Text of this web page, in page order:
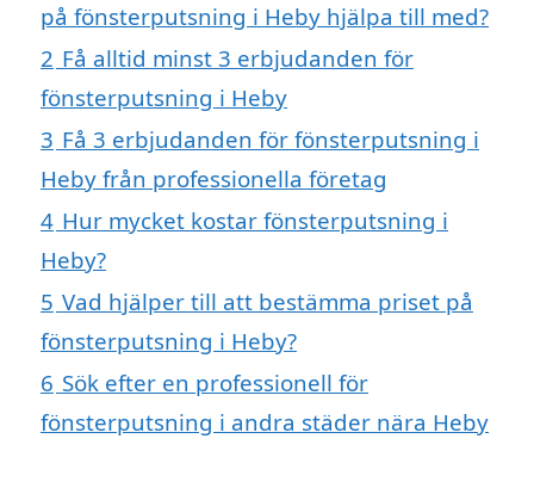
på fönsterputsning i Heby hjälpa till med?
2 Få alltid minst 3 erbjudanden för
fönsterputsning i Heby
3 Få 3 erbjudanden för fönsterputsning i
Heby från professionella företag
4 Hur mycket kostar fönsterputsning i
Heby?
5 Vad hjälper till att bestämma priset på
fönsterputsning i Heby?
6 Sök efter en professionell för
fönsterputsning i andra städer nära Heby